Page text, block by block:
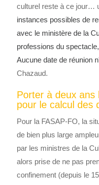
culturel reste à ce jour…
instances possibles de
avec le ministère de la
professions du
Aucune date de réunion
Chazaud.
Porter à deux ans
pour le calcul des
Pour la FASAP-FO, la
de bien plus large
par les ministres de la
alors prise de ne pas
confinement (depuis le